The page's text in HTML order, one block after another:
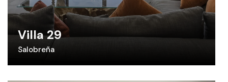
Villa 29
Salobreña